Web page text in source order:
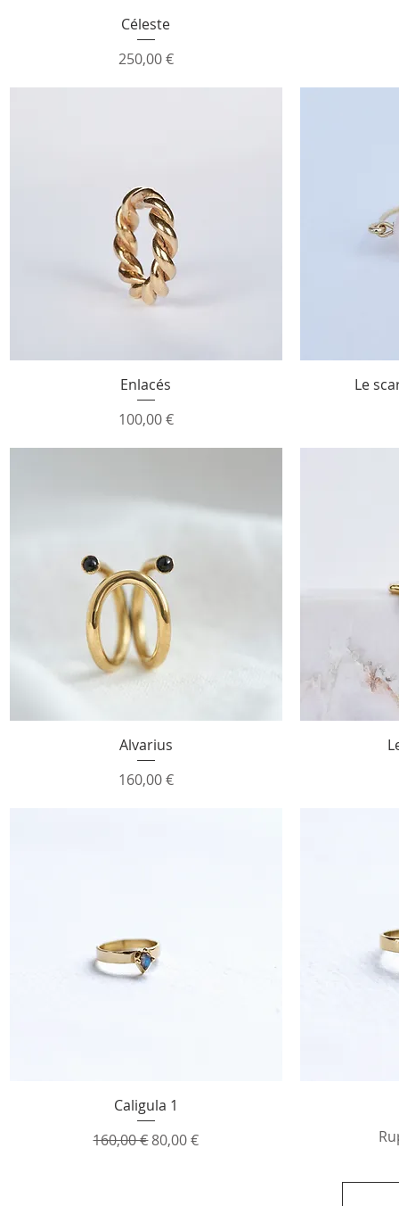
Aperçu rapide
Céleste
Prix
250,00 €
Aperçu rapide
Enlacés
Prix
100,00 €
Le
Aperçu rapide
Alvarius
Prix
160,00 €
Aperçu rapide
Caligula 1
Prix original
160,00 € Prix promotionnel
80,00 €